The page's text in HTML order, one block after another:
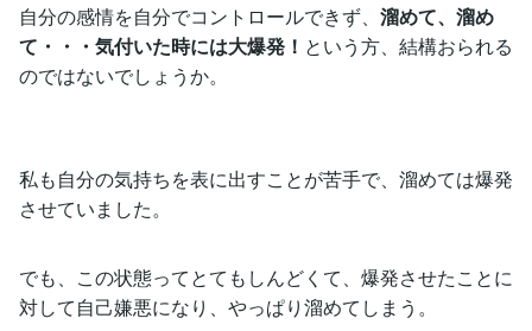
自分の感情を自分でコントロールできず、 溜めて、溜め
て・・・気付いた時には大爆発！ という方、結構おられる
のではないでしょうか。
私も自分の気持ちを表に出すことが苦手で、溜めては爆発
させていました。
でも、この状態ってとてもしんどくて、爆発させたことに
対して自己嫌悪になり、やっぱり溜めてしまう。